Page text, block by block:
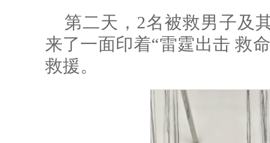
第二天，2名被救男子及
来了一面印着“雷霆出击 救
救援。